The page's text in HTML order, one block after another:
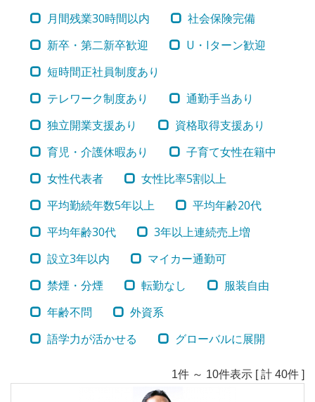
月間残業30時間以内
社会保険完備
新卒・第二新卒歓迎
U・Iターン歓迎
短時間正社員制度あり
テレワーク制度あり
通勤手当あり
独立開業支援あり
資格取得支援あり
育児・介護休暇あり
子育て女性在籍中
女性代表者
女性比率5割以上
平均勤続年数5年以上
平均年齢20代
平均年齢30代
3年以上連続売上増
設立3年以内
マイカー通勤可
禁煙・分煙
転勤なし
服装自由
年齢不問
外資系
語学力が活かせる
グローバルに展開
1件 ～ 10件表示 [ 計 40件 ]